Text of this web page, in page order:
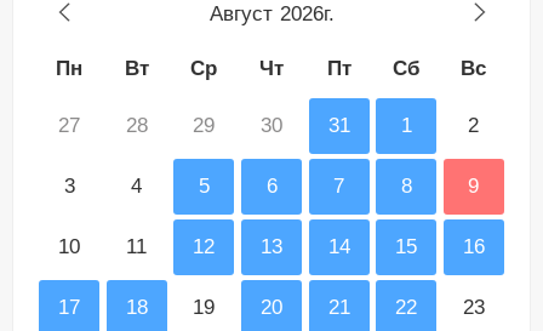
Август 2026г.
Пн Вт Ср Чт Пт Сб Вс
27 28 29 30 31 1 2
3 4 5 6 7 8 9
10 11 12 13 14 15 16
17 18 19 20 21 22 23